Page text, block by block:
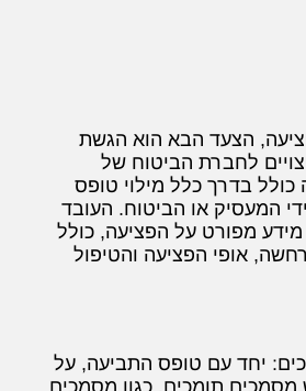
הצעד הבא הוא הגשת
לחברת הביטוח של
בדרך כלל מילוי טופס
המעסיק או הביטוח. העובד
מפורט על הפציעה, כולל
אופי הפציעה והטיפול
יחד עם טופס התביעה, על
מסמכים תומכים, כגון מסמכים